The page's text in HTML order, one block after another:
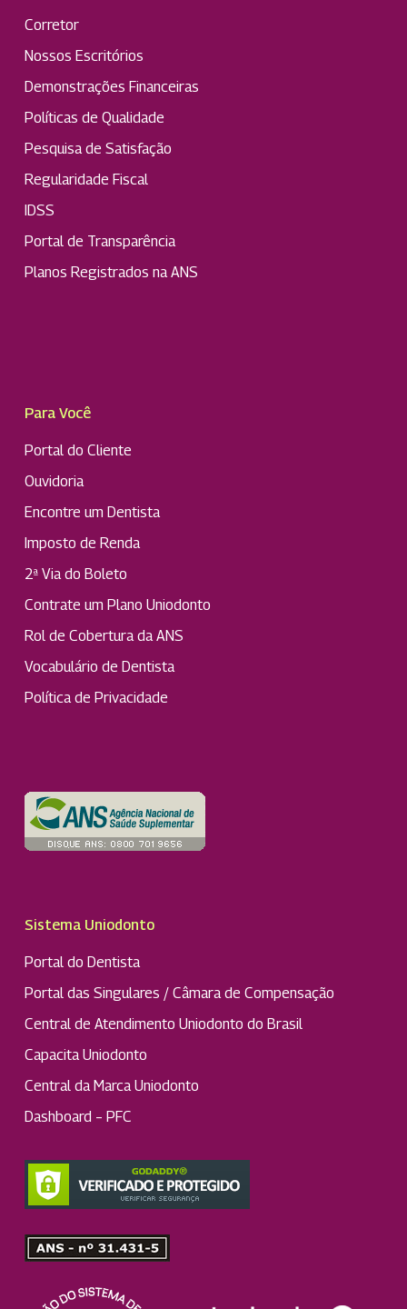
Corretor
Nossos Escritórios
Demonstrações Financeiras
Políticas de Qualidade
Pesquisa de Satisfação
Regularidade Fiscal
IDSS
Portal de Transparência
Planos Registrados na ANS
Para Você
Portal do Cliente
Ouvidoria
Encontre um Dentista
Imposto de Renda
2ª Via do Boleto
Contrate um Plano Uniodonto
Rol de Cobertura da ANS
Vocabulário de Dentista
Política de Privacidade
Sistema Uniodonto
Portal do Dentista
Portal das Singulares / Câmara de Compensação
Central de Atendimento Uniodonto do Brasil
Capacita Uniodonto
Central da Marca Uniodonto
Dashboard – PFC